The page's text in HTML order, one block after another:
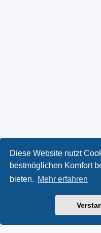
Diese Website nutzt
bestmöglichen Komfort
bieten. Mehr erfahren